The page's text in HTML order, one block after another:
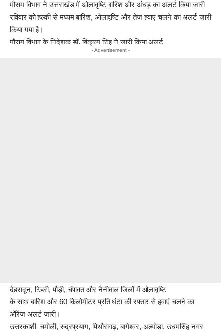
मौसम विभाग ने उत्तराखंड में ओलावृष्टि बारिश और अंधड़ का अलर्ट किया जारी
रविवार को हल्की से मध्यम बारिश, ओलावृष्टि और तेज हवाएं चलने का अलर्ट जारी
किया गया है।
मौसम विभाग के निदेशक डॉ. बिक्रम सिंह ने जारी किया अलर्ट
- Advertisement -
देहरादून, टिहरी, पौड़ी, चंपावत और नैनीताल जिलों में ओलावृष्टि
के साथ बारिश और 60 किलोमीटर प्रति घंटा की रफ्तार से हवाएं चलने का
ऑरेंज अलर्ट जारी।
उत्तरकाशी, चमोली, रुद्रप्रयाग, पिथौरागढ़, बागेश्वर, अल्मोड़ा, उधमसिंह नगर